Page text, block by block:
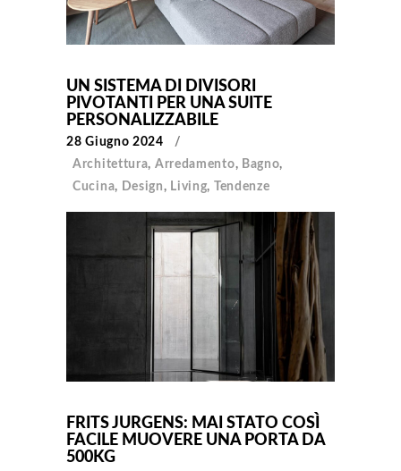
UN SISTEMA DI DIVISORI
PIVOTANTI PER UNA SUITE
PERSONALIZZABILE
28 Giugno 2024
Architettura, Arredamento, Bagno,
Cucina, Design, Living, Tendenze
FRITS JURGENS: MAI STATO COSÌ
FACILE MUOVERE UNA PORTA DA
500KG